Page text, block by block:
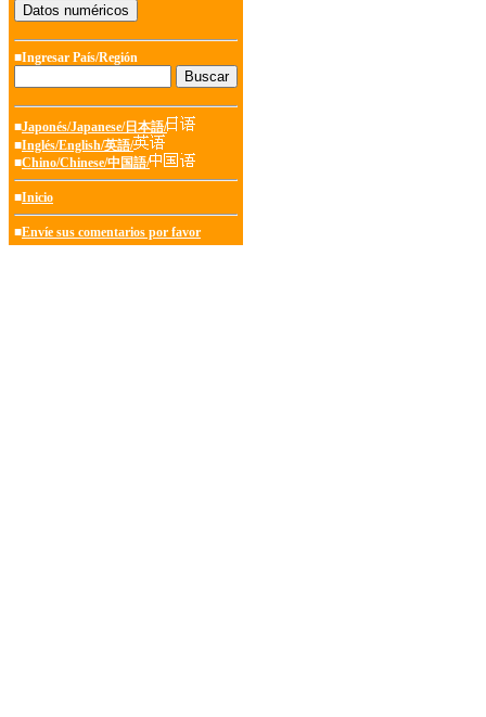
■Ingresar País/Región
■Japonés/Japanese/日本語/
■Inglés/English/英語/
■Chino/Chinese/中国語/
■Inicio
■Envíe sus comentarios por favor